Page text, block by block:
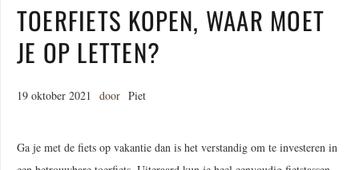
TOERFIETS KOPEN, WAAR MOET
JE OP LETTEN?
19 oktober 2021 door Piet
Ga je met de fiets op vakantie dan is het verstandig om te investeren in